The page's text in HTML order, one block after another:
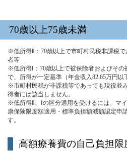
70歳以上75歳未満
※低所得Ⅱ：70歳以上で市町村民税非課税
者等
※低所得Ⅰ：70歳以上で被保険者およびそ
で、所得が一定基準（年金収入82.65万円以
※市町村民税が非課税等であっても現役並
得者には該当しません。
※低所得Ⅱ、Ⅰの区分適用を受けるには、マ
康保険限度額適用・標準負担額減額認定申
す。
高額療養費の自己負担限